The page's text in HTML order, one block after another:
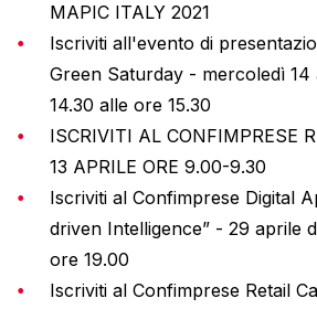
MAPIC ITALY 2021
Iscriviti all'evento di
Green Saturday - mercoledì
14.30 alle ore 15.30
ISCRIVITI AL CONFIMPRESE
13 APRILE ORE 9.00-9.30
Iscriviti al Confimprese Digital
driven Intelligence” - 29 aprile
ore 19.00
Iscriviti al Confimprese Retail